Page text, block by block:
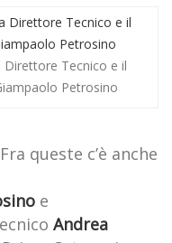
Direttore Tecnico e il
Petrosino
queste c’è anche
e
Andrea